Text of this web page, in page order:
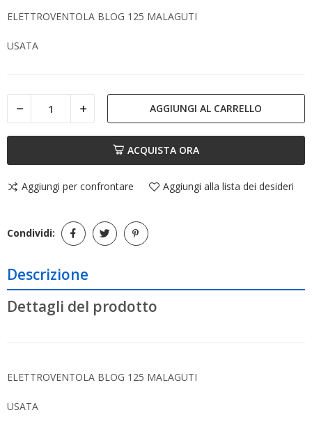
ELETTROVENTOLA BLOG 125 MALAGUTI
USATA
AGGIUNGI AL CARRELLO
ACQUISTA ORA
Aggiungi per confrontare Aggiungi alla lista dei desideri
Condividi:
Descrizione
Dettagli del prodotto
ELETTROVENTOLA BLOG 125 MALAGUTI
USATA